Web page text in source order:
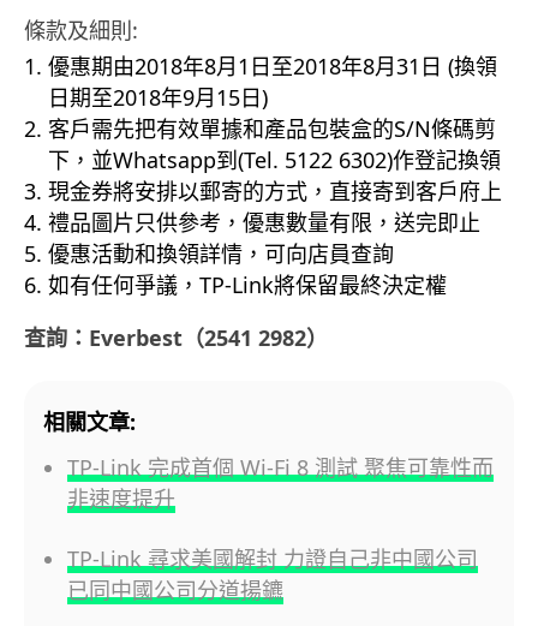
條款及細則:
優惠期由2018年8月1日至2018年8月31日 (換領
日期至2018年9月15日)
客戶需先把有效單據和產品包裝盒的S/N條碼剪
下，並Whatsapp到(Tel. 5122 6302)作登記換領
現金券將安排以郵寄的方式，直接寄到客戶府上
禮品圖片只供參考，優惠數量有限，送完即止
優惠活動和換領詳情，可向店員查詢
如有任何爭議，TP-Link將保留最終決定權
查詢：Everbest（2541 2982）
相關文章:
TP-Link 完成首個 Wi-Fi 8 測試 聚焦可靠性而
非速度提升
TP-Link 尋求美國解封 力證自己非中國公司
已同中國公司分道揚鑣